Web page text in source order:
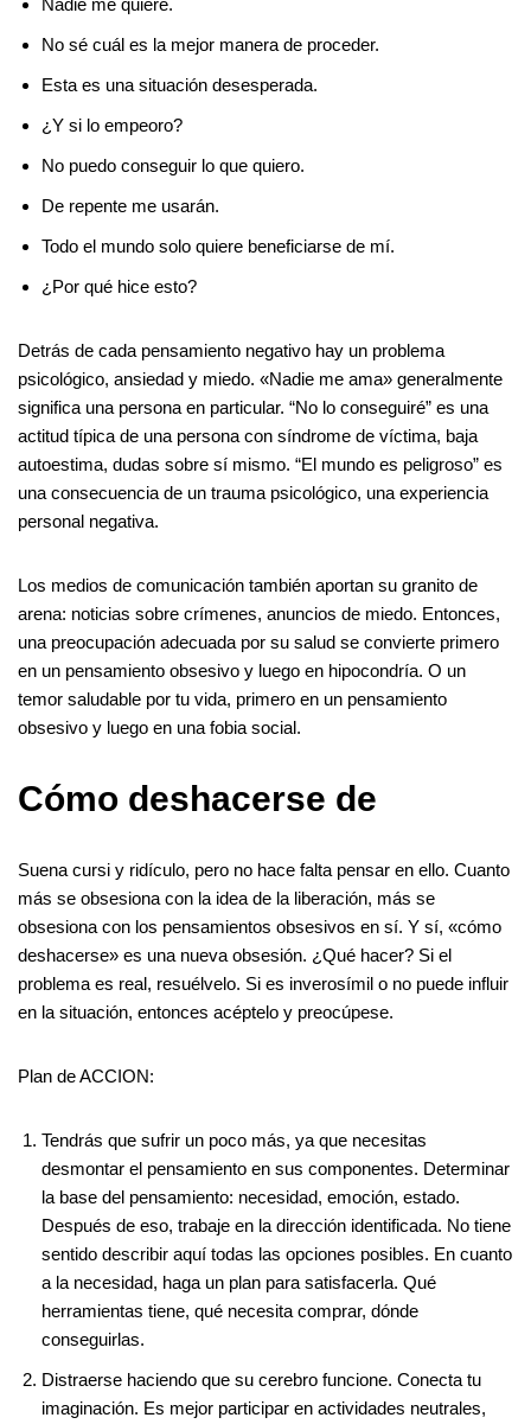
Nadie me quiere.
No sé cuál es la mejor manera de proceder.
Esta es una situación desesperada.
¿Y si lo empeoro?
No puedo conseguir lo que quiero.
De repente me usarán.
Todo el mundo solo quiere beneficiarse de mí.
¿Por qué hice esto?
Detrás de cada pensamiento negativo hay un problema
psicológico, ansiedad y miedo. «Nadie me ama» generalmente
significa una persona en particular. “No lo conseguiré” es una
actitud típica de una persona con síndrome de víctima, baja
autoestima, dudas sobre sí mismo. “El mundo es peligroso” es
una consecuencia de un trauma psicológico, una experiencia
personal negativa.
Los medios de comunicación también aportan su granito de
arena: noticias sobre crímenes, anuncios de miedo. Entonces,
una preocupación adecuada por su salud se convierte primero
en un pensamiento obsesivo y luego en hipocondría. O un
temor saludable por tu vida, primero en un pensamiento
obsesivo y luego en una fobia social.
Cómo deshacerse de
Suena cursi y ridículo, pero no hace falta pensar en ello. Cuanto
más se obsesiona con la idea de la liberación, más se
obsesiona con los pensamientos obsesivos en sí. Y sí, «cómo
deshacerse» es una nueva obsesión. ¿Qué hacer? Si el
problema es real, resuélvelo. Si es inverosímil o no puede influir
en la situación, entonces acéptelo y preocúpese.
Plan de ACCION:
Tendrás que sufrir un poco más, ya que necesitas
desmontar el pensamiento en sus componentes. Determinar
la base del pensamiento: necesidad, emoción, estado.
Después de eso, trabaje en la dirección identificada. No tiene
sentido describir aquí todas las opciones posibles. En cuanto
a la necesidad, haga un plan para satisfacerla. Qué
herramientas tiene, qué necesita comprar, dónde
conseguirlas.
Distraerse haciendo que su cerebro funcione. Conecta tu
imaginación. Es mejor participar en actividades neutrales,